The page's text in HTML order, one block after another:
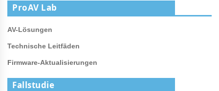
ProAV Lab
AV-Lösungen
Technische Leitfäden
Firmware-Aktualisierungen
Fallstudie